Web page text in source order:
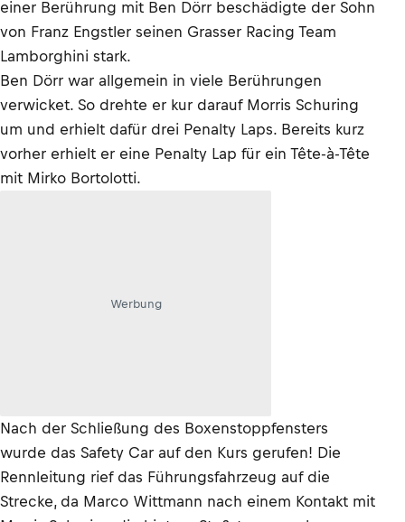
einer Berührung mit Ben Dörr beschädigte der Sohn
von Franz Engstler seinen Grasser Racing Team
Lamborghini stark.
Ben Dörr war allgemein in viele Berührungen
verwicket. So drehte er kur darauf Morris Schuring
um und erhielt dafür drei Penalty Laps. Bereits kurz
vorher erhielt er eine Penalty Lap für ein Tête-à-Tête
mit Mirko Bortolotti.
Werbung
Nach der Schließung des Boxenstoppfensters
wurde das Safety Car auf den Kurs gerufen! Die
Rennleitung rief das Führungsfahrzeug auf die
Strecke, da Marco Wittmann nach einem Kontakt mit